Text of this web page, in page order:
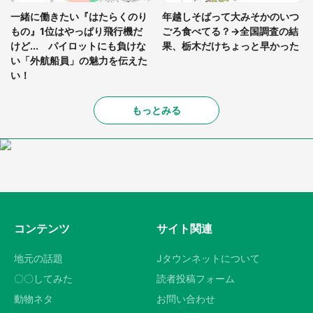
一緒に働きたい『はたらくのり
もの』1位はやっぱり飛行機だ
けど... パイロットにも負けな
い「外航船員」の魅力を伝えた
い！
年越しそばって大みそかのいつ
ごろ食べてる？→全国調査の結
果、栃木だけちょっと早かった
もっとみる
コンテンツ
地元の話題
〇〇してみた
動物ネタ
サイト関連
Jタウンネットについて
読者投稿フォーム
お問い合わせ